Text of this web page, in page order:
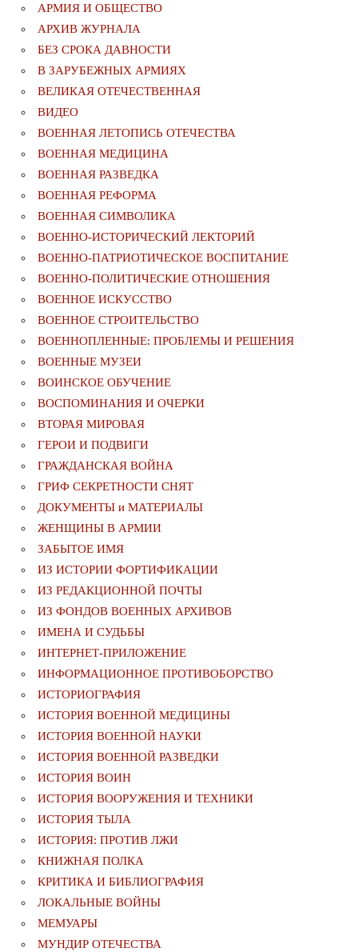
АРМИЯ И ОБЩЕСТВО
АРХИВ ЖУРНАЛА
БЕЗ СРОКА ДАВНОСТИ
В ЗАРУБЕЖНЫХ АРМИЯХ
ВЕЛИКАЯ ОТЕЧЕСТВЕННАЯ
ВИДЕО
ВОЕННАЯ ЛЕТОПИСЬ ОТЕЧЕСТВА
ВОЕННАЯ МЕДИЦИНА
ВОЕННАЯ РАЗВЕДКА
ВОЕННАЯ РЕФОРМА
ВОЕННАЯ СИМВОЛИКА
ВОЕННО-ИСТОРИЧЕСКИЙ ЛЕКТОРИЙ
ВОЕННО-ПАТРИОТИЧЕСКОЕ ВОСПИТАНИЕ
ВОЕННО-ПОЛИТИЧЕСКИE ОТНОШЕНИЯ
ВОЕННОЕ ИСКУССТВО
ВОЕННОЕ СТРОИТЕЛЬСТВО
ВОЕННОПЛЕННЫЕ: ПРОБЛЕМЫ И РЕШЕНИЯ
ВОЕННЫЕ МУЗЕИ
ВОИНСКОЕ ОБУЧЕНИЕ
ВОСПОМИНАНИЯ И ОЧЕРКИ
ВТОРАЯ МИРОВАЯ
ГЕРОИ И ПОДВИГИ
ГРАЖДАНСКАЯ ВОЙНА
ГРИФ СЕКРЕТНОСТИ СНЯТ
ДОКУМЕНТЫ и МАТЕРИАЛЫ
ЖЕНЩИНЫ В АРМИИ
ЗАБЫТОЕ ИМЯ
ИЗ ИСТОРИИ ФОРТИФИКАЦИИ
ИЗ РЕДАКЦИОННОЙ ПОЧТЫ
ИЗ ФОНДОВ ВОЕННЫХ АРХИВОВ
ИМЕНА И СУДЬБЫ
ИНТЕРНЕТ-ПРИЛОЖЕНИЕ
ИНФОРМАЦИОННОЕ ПРОТИВОБОРСТВО
ИСТОРИОГРАФИЯ
ИСТОРИЯ ВОЕННОЙ МЕДИЦИНЫ
ИСТОРИЯ ВОЕННОЙ НАУКИ
ИСТОРИЯ ВОЕННОЙ РАЗВЕДКИ
ИСТОРИЯ ВОИН
ИСТОРИЯ ВООРУЖЕНИЯ И ТЕХНИКИ
ИСТОРИЯ ТЫЛА
ИСТОРИЯ: ПРОТИВ ЛЖИ
КНИЖНАЯ ПОЛКА
КРИТИКА И БИБЛИОГРАФИЯ
ЛОКАЛЬНЫЕ ВОЙНЫ
МЕМУАРЫ
МУНДИР ОТЕЧЕСТВА